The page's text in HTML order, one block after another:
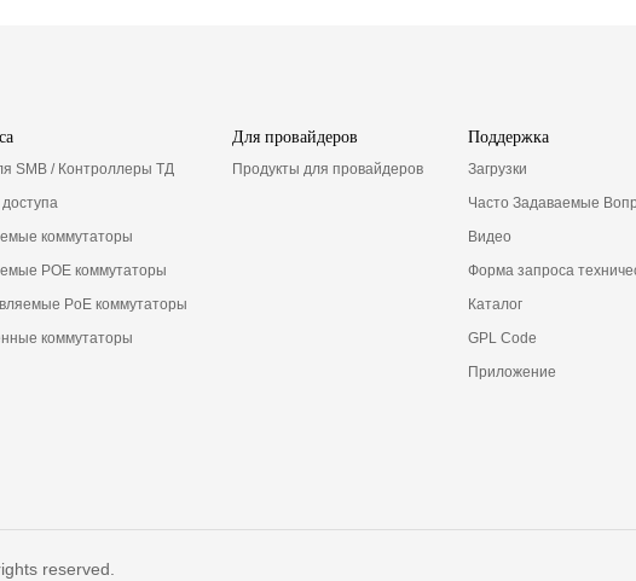
SMB / Контроллеры ТД
коммутаторы
POE коммутаторы
PoE коммутаторы
коммутаторы
Для провайдеров
Продукты для провайдеров
Поддержка
Загрузки
Часто Задаваемые
Видео
Форма запроса
Каталог
GPL Code
Приложение
reserved.